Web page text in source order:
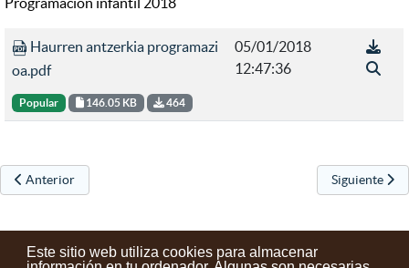
Este sitio web utiliza cookies para almacenar
Haurren antzerkia programazi
oa.pdf
Popular 146.05 KB 464
05/01/2018
12:47:36
Artículo anterior: Zinetxiki zinemaldia llega a Urretxu
Anterior Artículo
Siguiente